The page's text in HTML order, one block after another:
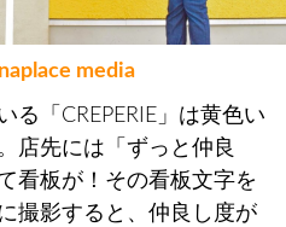
media
る「CREPERIE」は黄色い
店先には「ずっと仲良
看板が！その看板文字を
撮影すると、仲良し度が